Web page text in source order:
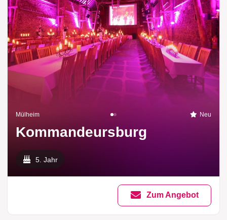
Mülheim Neu
Kommandeursburg
5. Jahr
Zum Angebot